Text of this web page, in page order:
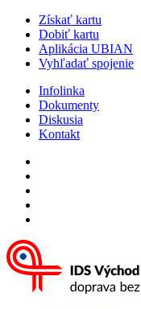
Získať kartu
Dobiť kartu
Aplikácia UBIAN
Vyhľadať spojenie
Infolinka
Dokumenty
Diskusia
Kontakt